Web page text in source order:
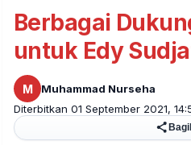
Berbagai
untuk Edy
M
Muhammad Nurseha
Diterbitkan 01 September 2021,